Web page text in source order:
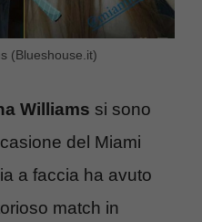
(Blueshouse.it)
Williams si sono
del Miami
a faccia ha avuto
match in